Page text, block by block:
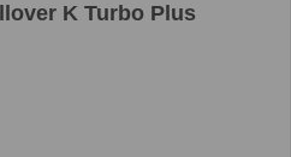
K Turbo Plus